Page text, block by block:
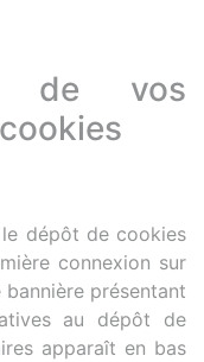
de vos
dépôt de cookies
connexion sur
bannière présentant
au dépôt de
apparaît en bas